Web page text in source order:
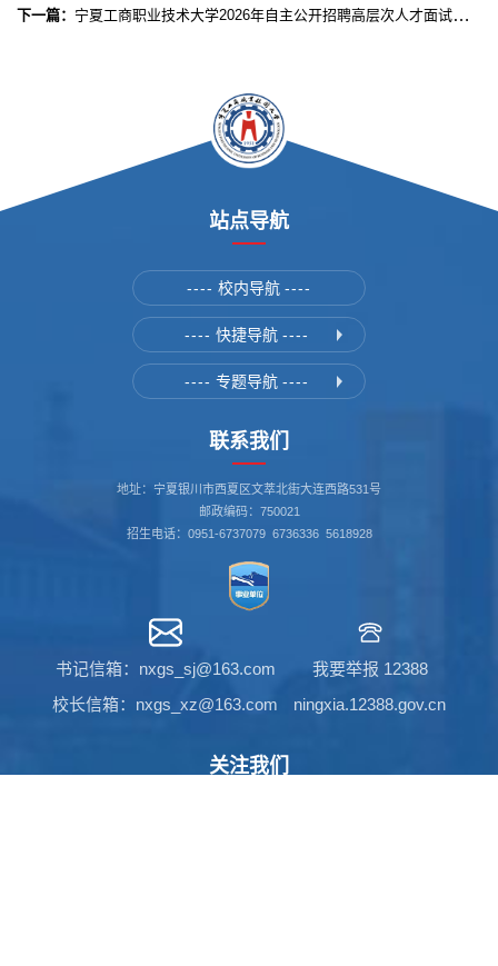
下一篇： 宁夏工商职业技术大学2026年自主公开招聘高层次人才面试成绩及拟体检人员公示公告（三）
站点导航
---- 校内导航 ----
---- 快捷导航 ----
---- 专题导航 ----
联系我们
地址：宁夏银川市西夏区文萃北街大连西路531号
邮政编码：750021
招生电话：0951-6737079 6736336 5618928
书记信箱：nxgs_sj@163.com
校长信箱：nxgs_xz@163.com
我要举报 12388
ningxia.12388.gov.cn
关注我们